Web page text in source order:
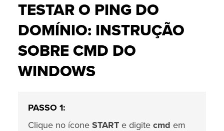
TESTAR O PING DO
DOMÍNIO: INSTRUÇÃO
SOBRE CMD DO
WINDOWS
PASSO 1:
Clique no ícone START e digite cmd em